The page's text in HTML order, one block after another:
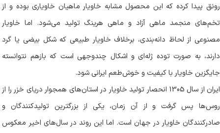
رونق پیدا کرده که این محصول مشابه خاویار ماهیان خاویاری بوده و از
تخم‌های منجمد ماهی آزاد و ماهی هرینگ تولید می‌شود. اما خاویار
مصنوعی از لحاظ دانه‌بندی، برخلاف خاویار طبیعی که شکل بیضی یا گرد
دارند، به ‌صورت توده ژله‌ای و اشکال چندوجهی است که بازهم نتوانسته‌
جایگزین خاویار با کیفیت و خوش‌طعم ایرانی شود.
ایران از سال 1305 انحصار تولید خاویار در استان‌های همجوار دریای خزر را از
روس‌ها پس گرفت و از آن زمان، یکی از بزرگترین تولیدکنندگان و
صادرکنندگان خاویار در جهان است. اما این روند در سال‌های اخیر معکوس